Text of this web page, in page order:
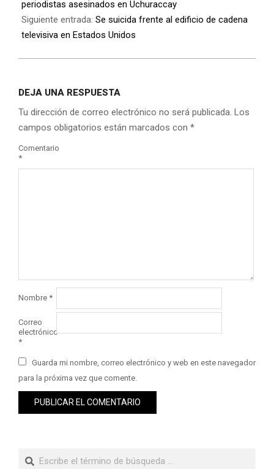
periodistas asesinados en Uchuraccay
Siguiente entrada: Se suicida frente al edificio de cadena
televisiva en Estados Unidos
DEJA UNA RESPUESTA
Tu dirección de correo electrónico no será publicada. Los
campos obligatorios están marcados con *
Comentario
*
Nombre *
Correo
electrónico
*
Guarda mi nombre, correo electrónico y web en este navegador
para la próxima vez que comente.